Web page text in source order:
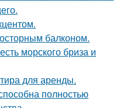
балконом.
морского бриза и
для аренды.
полностью